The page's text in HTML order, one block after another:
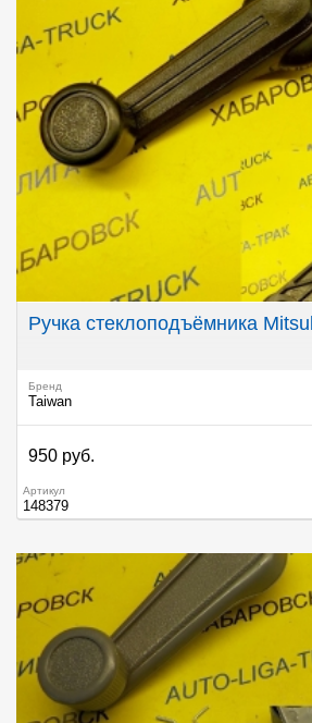
Ручка стеклоподъёмника
Бренд
Taiwan
950 руб.
Артикул
148379